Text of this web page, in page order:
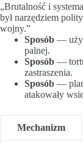
„Brutalność i
był narzędziem
wojny.”
Sposób —
palnej.
Sposób —
zastraszenia.
Sposób —
atakowały
Mechanizm